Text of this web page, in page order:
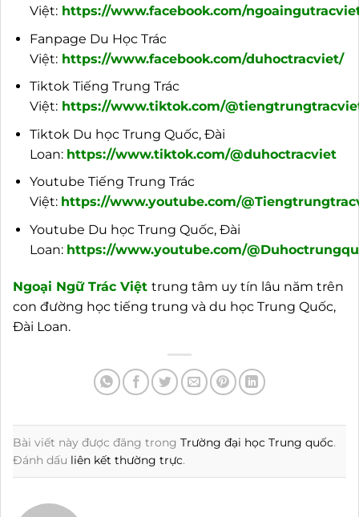
Việt: https://www.facebook.com/
Fanpage Du Học Trác
Việt:https://www.facebook.com/duhoctracviet/
Tiktok Tiếng Trung Trác
Việt: https://www.tiktok.com/
Tiktok Du học Trung Quốc, Đài
Loan: https://www.tiktok.com/@duhoctracviet
Youtube Tiếng Trung Trác
Việt: https://www.youtube.com/
Youtube Du học Trung Quốc, Đài
Loan: https://www.youtube.com/
Ngoại Ngữ Trác Việt trung tâm uy tín lâu năm trên
con đường học tiếng trung và du học Trung Quốc,
Đài Loan.
Bài viết này được đăng trong Trường đại học Trung quốc.
Đánh dấu liên kết thường trực.